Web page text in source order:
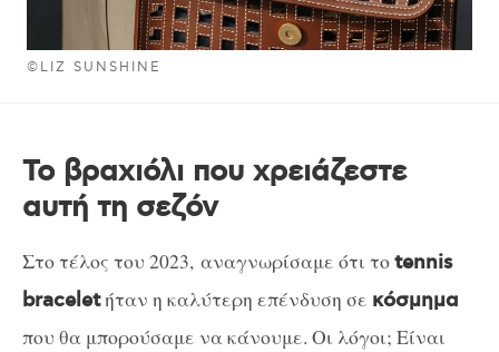
©LIZ SUNSHINE
Το βραχιόλι που χρειάζεστε
αυτή τη σεζόν
Στο τέλος του 2023, αναγνωρίσαμε ότι τοtennis
braceletήταν η καλύτερη επένδυση σε κόσμημα
που θα μπορούσαμε να κάνουμε. Οι λόγοι; Είναι